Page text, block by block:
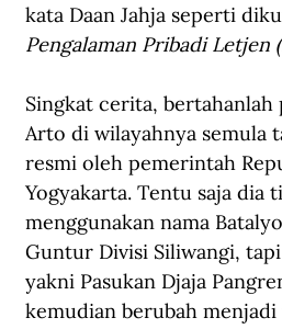
kata Daan Jahja seperti
Pengalaman Pribadi Letjen
Singkat cerita, bertahanlah
Arto di wilayahnya semula
resmi oleh pemerintah
Yogyakarta. Tentu saja dia
menggunakan nama
Guntur Divisi Siliwangi,
yakni Pasukan Djaja
kemudian berubah